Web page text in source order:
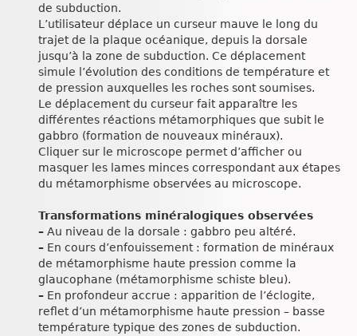
de subduction.
L’utilisateur déplace un curseur mauve le long du
trajet de la plaque océanique, depuis la dorsale
jusqu’à la zone de subduction. Ce déplacement
simule l’évolution des conditions de température et
de pression auxquelles les roches sont soumises.
Le déplacement du curseur fait apparaître les
différentes réactions métamorphiques que subit le
gabbro (formation de nouveaux minéraux).
Cliquer sur le microscope permet d’afficher ou
masquer les lames minces correspondant aux étapes
du métamorphisme observées au microscope.
Transformations minéralogiques observées
– Au niveau de la dorsale : gabbro peu altéré.
– En cours d’enfouissement : formation de minéraux
de métamorphisme haute pression comme la
glaucophane (métamorphisme schiste bleu).
– En profondeur accrue : apparition de l’éclogite,
reflet d’un métamorphisme haute pression – basse
température typique des zones de subduction.